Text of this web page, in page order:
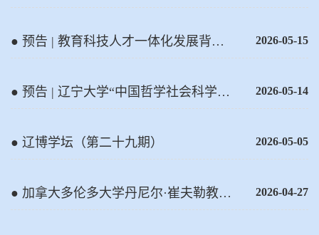
色教授即将开讲
● 预告 | 教育科技人才一体化发展背景
下地方高校人才培养范式研讨会
2026-05-15
● 预告 | 辽宁大学“中国哲学社会科学自
主知识体系构建研讨会”即将召开
2026-05-14
● 辽博学坛（第二十九期） 2026-05-05
● 加拿大多伦多大学丹尼尔·崔夫勒教授
主讲 “白钦先海外名家大讲堂”
2026-04-27